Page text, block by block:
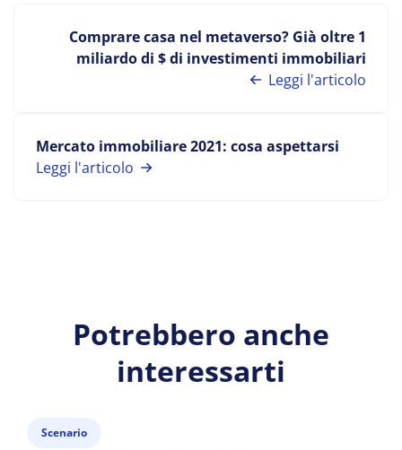
Comprare casa nel metaverso? Già oltre 1
miliardo di $ di investimenti immobiliari
Leggi l'articolo
Mercato immobiliare 2021: cosa aspettarsi
Leggi l'articolo
Potrebbero anche
interessarti
Scenario